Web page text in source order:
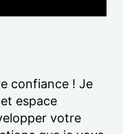
confiance ! Je
espace
votre